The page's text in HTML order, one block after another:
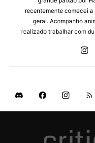
recentemente comecei a
geral. Acompanho
realizado trabalhar com